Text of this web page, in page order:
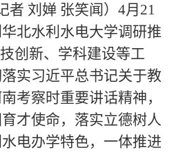
者 刘婵 张笑闻）4月21
北水利水电大学调研推
创新、学科建设等工
实习近平总书记关于教
考察时重要讲话精神，
才使命，落实立德树人
电办学特色，一体推进